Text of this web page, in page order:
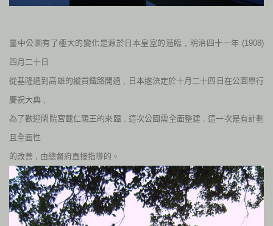
臺中公園有了極大的變化是源於日本皇室的蒞臨 明治四十一年 (1908)
四月二十日
從基隆通到高雄的縱貫鐵路開通 日本遂決定於十月二十四日在公園舉行
慶祝大典
為了歡迎閑院宮載仁親王的來臨, 這次公園需全面整建 ,這一次是有計劃
且全面性
的改善 由總督府直接指導的。